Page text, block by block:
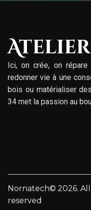
Atelier
Ici, on crée, on
redonner vie à une
bois ou matérialiser
34 met la passion au
Nornatech© 2026.
reserved